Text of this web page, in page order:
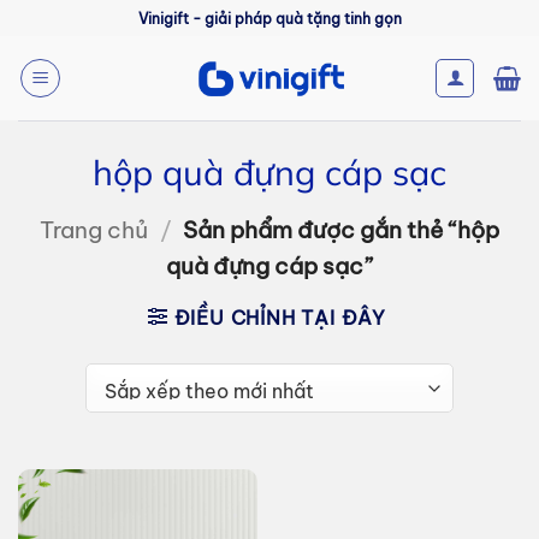
nội
dung
Vinigift - giải pháp quà tặng tinh gọn
hộp quà đựng cáp sạc
Trang chủ / Sản phẩm được gắn thẻ “hộp
quà đựng cáp sạc”
ĐIỀU CHỈNH TẠI ĐÂY